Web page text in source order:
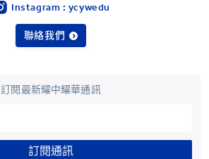
Instagram : ycywedu
聯絡我們
訂閱最新耀中耀華通訊
訂閱通訊